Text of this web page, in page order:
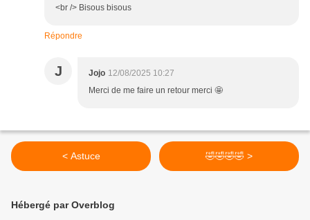
<br /> Bisous bisous
Répondre
J Jojo 12/08/2025 10:27
Merci de me faire un retour merci 🤩
< Astuce 🤣🤣🤣🤣 >
Hébergé par Overblog